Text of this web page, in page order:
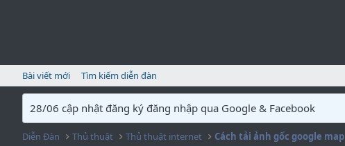
Bài viết mới Tìm kiếm diễn đàn
28/06 cập nhật đăng ký đăng nhập qua Google & Facebook
Diễn Đàn Thủ thuật Thủ thuật internet Cách tải ảnh gốc google map